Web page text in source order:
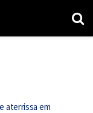
aterrissa em